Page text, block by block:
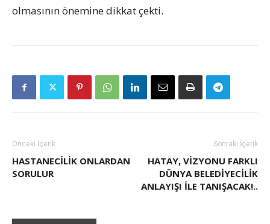
olmasının önemine dikkat çekti.
Önceki İçerik
HASTANECILIK ONLARDAN
SORULUR
Sonraki İçerik
HATAY, VIZYONU FARKLI
DÜNYA BELEDIYECILIK
ANLAYIŞI ILE TANIŞACAK!..